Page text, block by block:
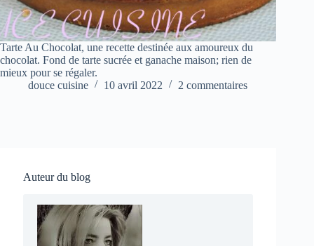
Tarte Au Chocolat, une recette destinée aux amoureux du
chocolat. Fond de tarte sucrée et ganache maison; rien de
mieux pour se régaler.
douce cuisine
10 avril 2022 2 commentaires
Auteur du blog